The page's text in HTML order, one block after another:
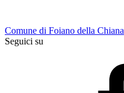
Comune di Foiano della Chiana
Seguici su